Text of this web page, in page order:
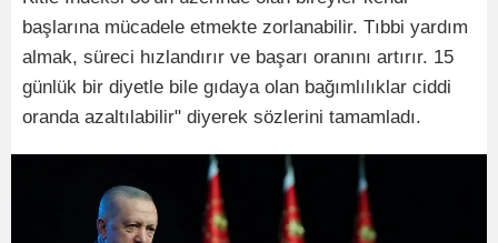
başlarına mücadele etmekte zorlanabilir. Tıbbi yardım
almak, süreci hızlandırır ve başarı oranını artırır. 15
günlük bir diyetle bile gıdaya olan bağımlılıklar ciddi
oranda azaltılabilir" diyerek sözlerini tamamladı.